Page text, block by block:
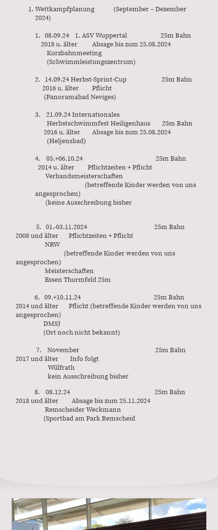
Wettkampfplanung (September – Dezember
2024)
1. 08.09.24 1. ASV Wuppertal 25m Bahn
2018 u. älter Absage bis zum 25.08.2024
Kurzbahnmeeting
(Schwimmleistungszentrum)
2. 14.09.24 Herbst-Sprint-Cup 25m Bahn
2016 u. älter Pflicht
(Panoramabad Neviges)
3. 21.09.24 Internationales
Herbstschwimmfest Heiligenhaus 25m Bahn
2016 u. älter Absage bis zum 25.08.2024
(Heljensbad)
4. 05.+06.10.24 25m Bahn
2014 u. älter Pflichtzeiten + Pflicht
Verbandsmeisterschaften
(betreffende Kinder werden von uns
angesprochen)
(keine Ausschreibung bisher
5. 01.-03.11.2024 25m Bahn
2008 und älter Pflichtzeiten + Pflicht
NRW
(betreffende Kinder werden von uns
angesprochen)
Meisterschaften
Essen Thurmfeld 25m
6. 09.+10.11.24 25m Bahn
2014 und älter Pflicht (betreffende Kinder werden von uns
angesprochen)
DMSJ
(Ort noch nicht bekannt)
7. November 25m Bahn
2017 und älter Info folgt
Wülfrath
kein Ausschreibung bisher
8. 08.12.24 25m Bahn
2018 und älter Absage bis zum 25.11.2024
Remscheider Weckmann
(Sportbad am Park Remscheid